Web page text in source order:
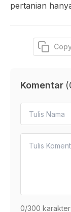
pertanian
Komentar (
0/300